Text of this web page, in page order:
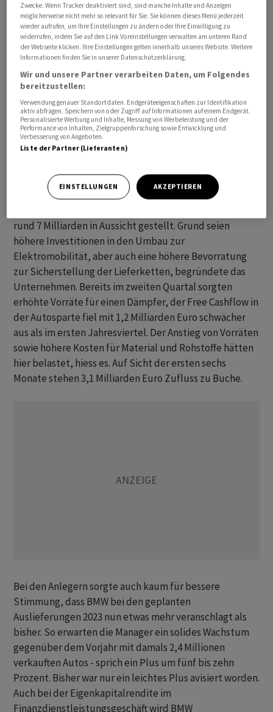
Das im Dax notierte Stammpapier verlor am Indexende
4,2 Prozent auf 106,24 Euro und rutschte damit auf den
Stand von Anfang Juni. Investoren sind beim
Barmittelzufluss, dem sogenannten Free Cashflow,
besonders empfindlich, weil weniger Geld in der Kasse
auch weniger Dividende bedeuten kann. Im bisherigen
Jahr sind die Aktien von BMW allerdings auch gut
gelaufen, mit einem Plus von zuletzt noch gut 27
Prozent.
im Autogeschäft einen freien Mittelzufluss von
mindestens 6 Milliarden Euro an. Ex-Finanzchef Nicolas
rund 7 Milliarden in Aussicht gestellt. Grund seien
höhere Investitionen in den Umbau zur
Elektromobilität, aber auch eine höhere Bevorratung
zur Sicherstellung der Lieferketten, begründete das
Unternehmen. Bereits im zweiten Quartal sorgten
erhöhte Vorräte für einen Dämpfer, der Free Cashflow in
der Autosparte fiel mit 1,2 Milliarden Euro schwächer
aus als im ersten Jahresviertel. Der Anstieg von Vorräten
sowie höhere Kosten für Material und Rohstoffe hätten
hier belastet, hiess es. Auf Sicht der ersten sechs
Monate stehen 3,1 Milliarden Euro Zufluss zu Buche.
Bei den Anlegern sorgte auch kaum für bessere
Stimmung, dass BMW bei den geplanten
Auslieferungen 2023 nun etwas mehr veranschlagt als
bisher. So erwarten die Manager ein solides Wachstum
gegenüber dem Vorjahr mit damals 2,4 Millionen
verkauften Autos - sprich ein Plus um fünf bis zehn
Prozent. Bisher war nur ein leichtes Plus avisiert worden.
Auch bei der Eigenkapitalrendite im
Finanzdienstleistungsgeschäft wird BMW
Zwecke. Wenn Tracker deaktiviert sind, sind manche Inhalte und Anzeigen
möglicherweise nicht mehr so relevant für Sie. Sie können dieses Menü jederzeit
wieder aufrufen, um Ihre Einstellungen zu ändern oder Ihre Einwilligung zu
widerrufen, indem Sie auf den Link Voreinstellungen verwalten am unteren Rand
der Webseite klicken. Ihre Einstellungen gelten innerhalb unseres Website. Weitere
Informationen finden Sie in unserer Datenschutzerklärung.
Wir und unsere Partner verarbeiten Daten, um Folgendes
bereitzustellen:
Verwendung genauer Standortdaten. Endgeräteeigenschaften zur Identifikation
aktiv abfragen. Speichern von oder Zugriff auf Informationen auf einem Endgerät.
Personalisierte Werbung und Inhalte, Messung von Werbeleistung und der
Performance von Inhalten, Zielgruppenforschung sowie Entwicklung und
Verbesserung von Angeboten.
Liste der Partner (Lieferanten)
EINSTELLUNGEN AKZEPTIEREN